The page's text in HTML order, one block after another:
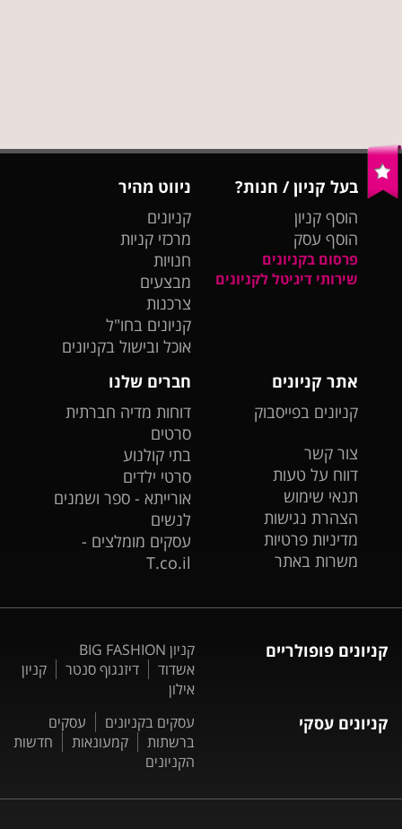
בעל קניון / חנות?
הוסף קניון
הוסף עסק
פרסום בקניונים
שירותי דיגיטל לקניונים
ניווט מהיר
קניונים
מרכזי קניות
חנויות
מבצעים
צרכנות
קניונים בחו"ל
אוכל ובישול בקניונים
אתר קניונים
קניונים בפייסבוק
צור קשר
דווח על טעות
תנאי שימוש
הצהרת נגישות
מדיניות פרטיות
משרות באתר
חברים שלנו
דוחות מדיה חברתית
סרטים
בתי קולנוע
סרטי ילדים
אורייתא - ספר ושמנים
לנשים
עסקים מומלצים -
T.co.il
קניונים פופולריים
קניון BIG FASHION
אשדוד
דיזנגוף סנטר
קניון
אילון
קניונים עסקי עסקים בקניונים
עסקים
ברשתות
קמעונאות
חדשות
הקניונים